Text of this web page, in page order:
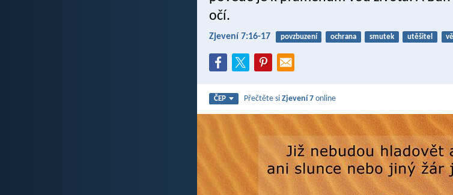
očí.
Zjevení 7:16-17 povzbuzení ochrana smutek utěšitel
ČEP Přečtěte siZjevení 7 online